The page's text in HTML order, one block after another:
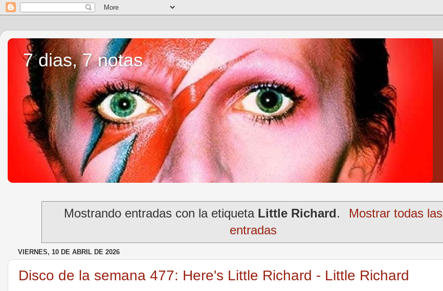
7 dias, 7 notas
Mostrando entradas con la etiqueta Little Richard.
Mostrar todas las
entradas
VIERNES, 10 DE ABRIL DE 2026
Disco de la semana 477: Here's Little Richard - Little Richard